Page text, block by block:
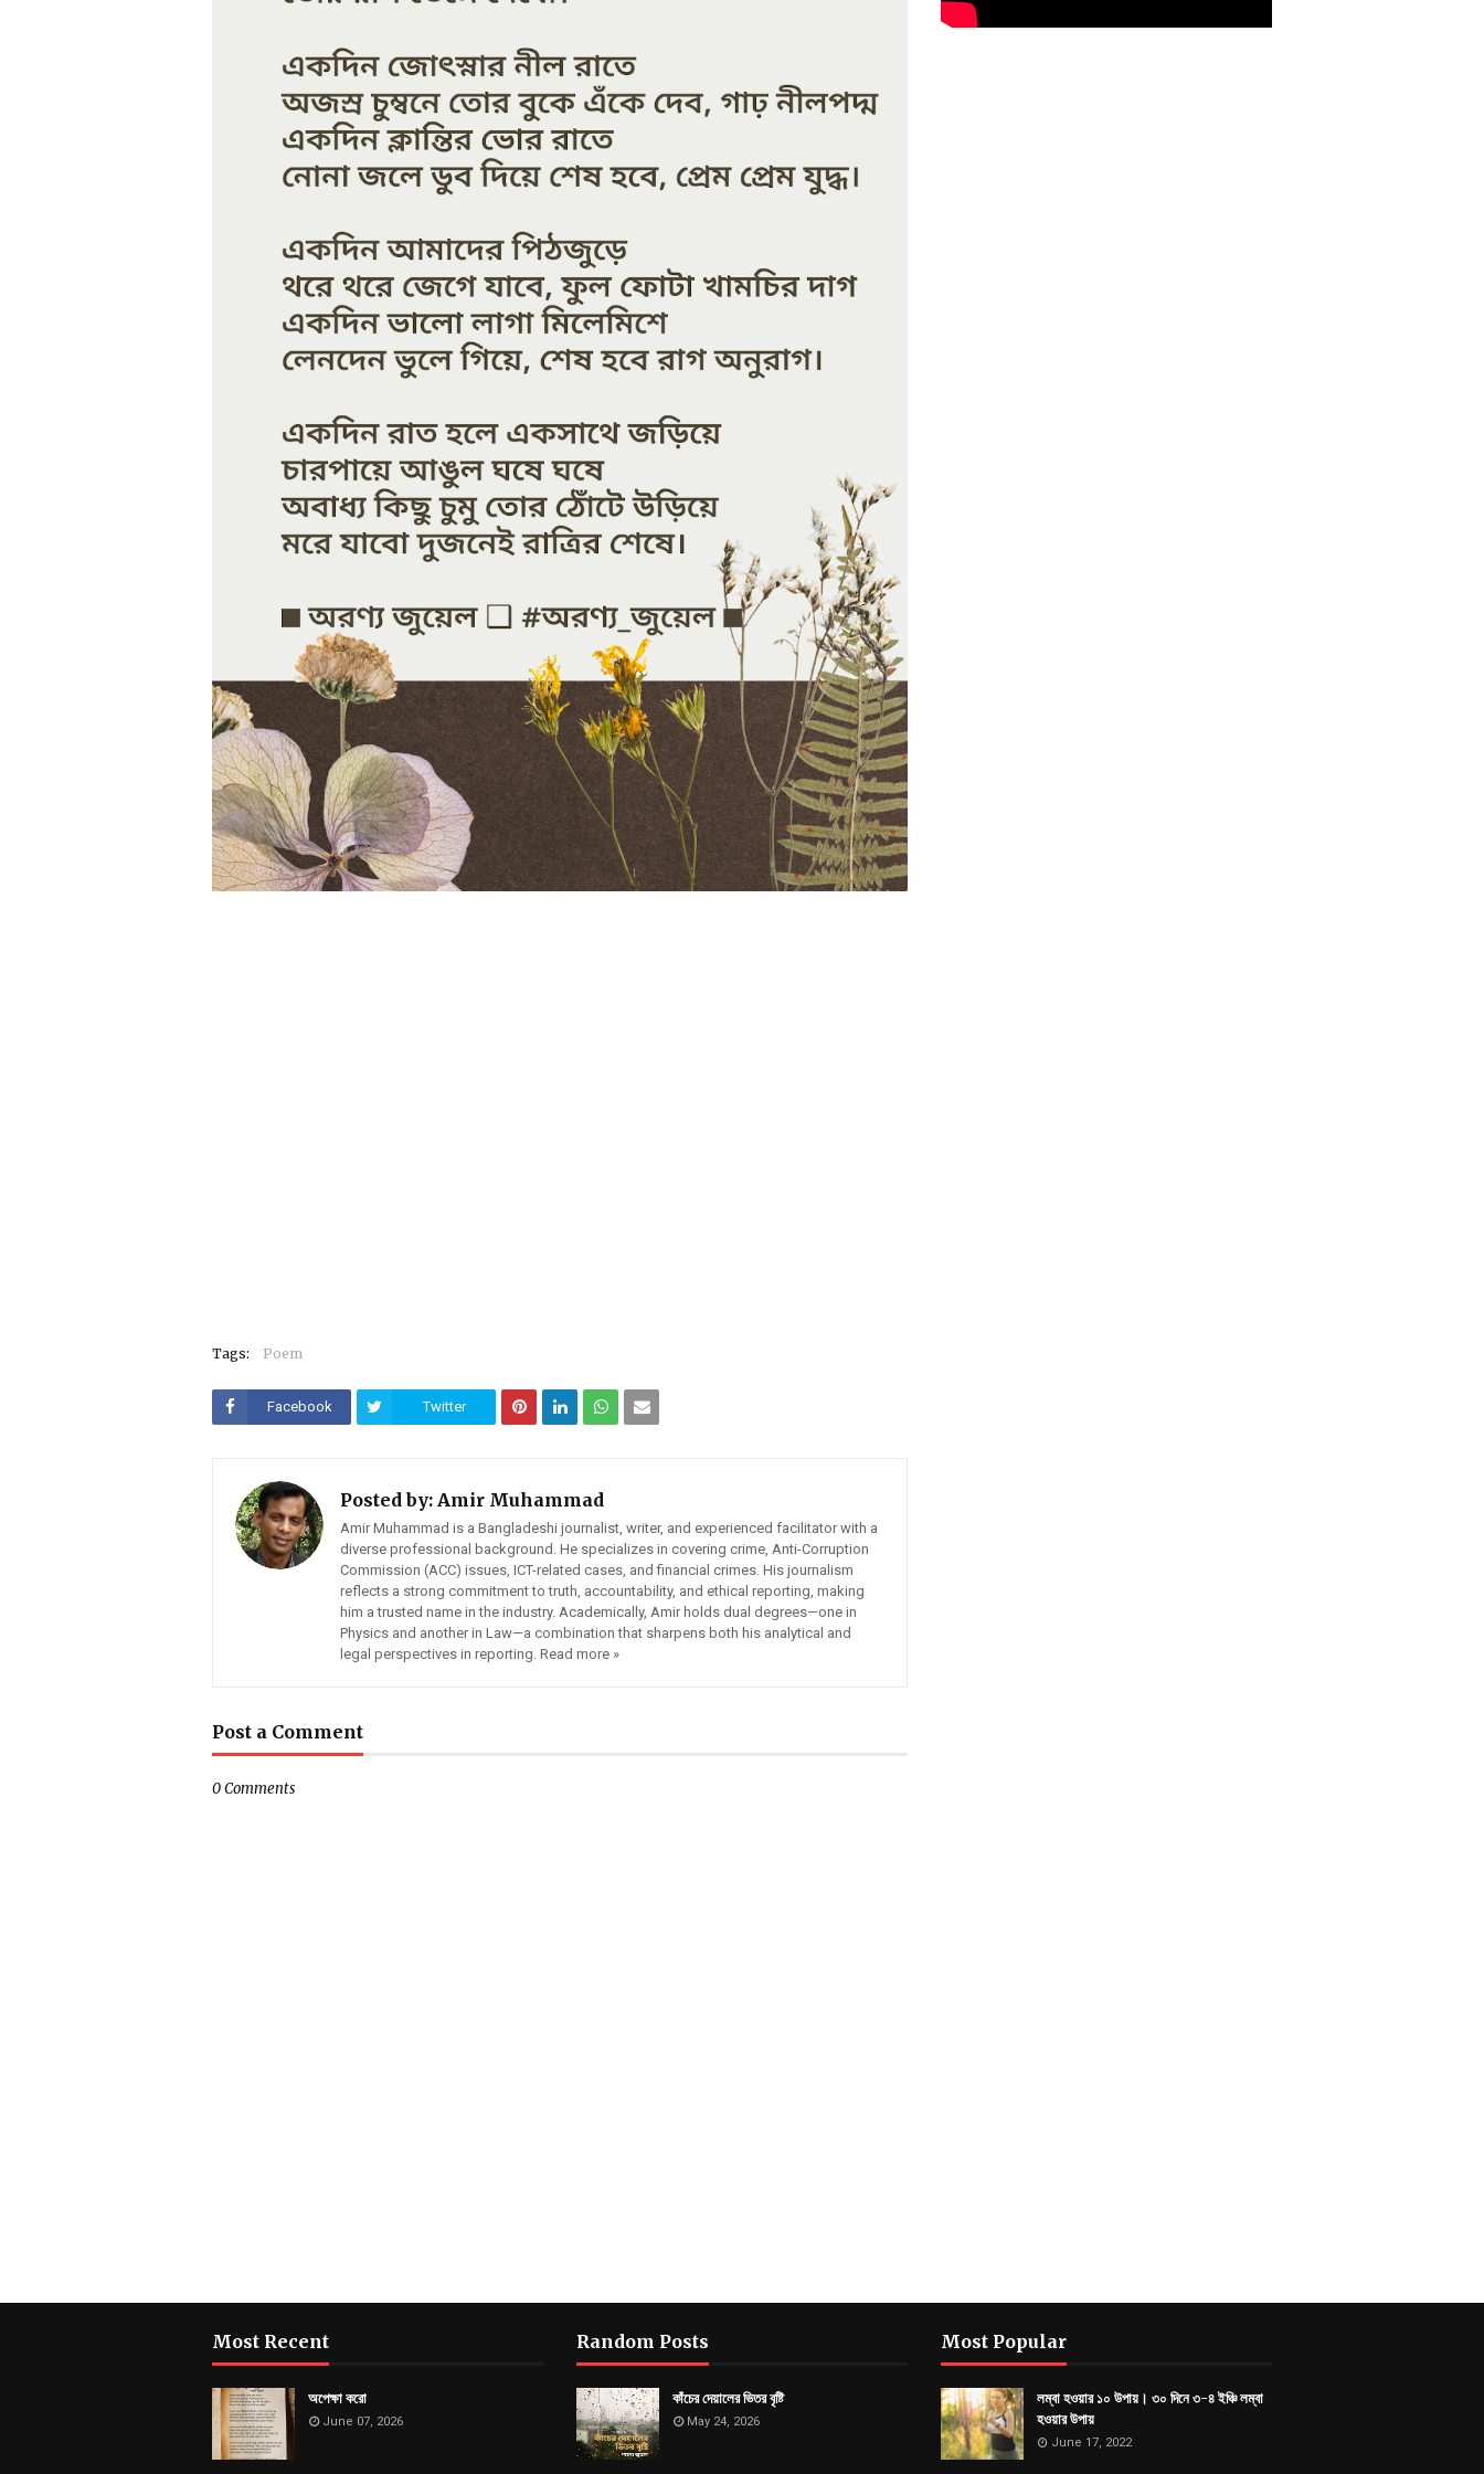
Tags: Poem
Facebook Twitter
Posted by: Amir Muhammad
Amir Muhammad is a Bangladeshi journalist, writer, and experienced facilitator with a
diverse professional background. He specializes in covering crime, Anti-Corruption
Commission (ACC) issues, ICT-related cases, and financial crimes. His journalism
reflects a strong commitment to truth, accountability, and ethical reporting, making
him a trusted name in the industry. Academically, Amir holds dual degrees—one in
Physics and another in Law—a combination that sharpens both his analytical and
legal perspectives in reporting. Read more »
Post a Comment
0 Comments
Most Recent
অপেক্ষা করো
June 07, 2026
Random Posts
কাঁচের দেয়ালের ভিতর বৃষ্টি
May 24, 2026
Most Popular
লম্বা হওয়ার ১০ উপায়। ৩০ দিনে ৩-৪ ইঞ্চি লম্বা
হওয়ার উপায়
June 17, 2022